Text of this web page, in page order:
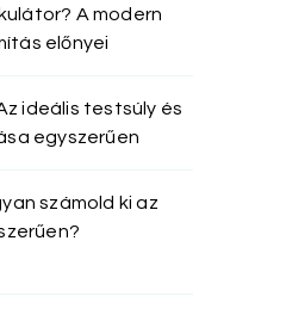
A modern
előnyei
ideális testsúly és
egyszerűen
számold ki az